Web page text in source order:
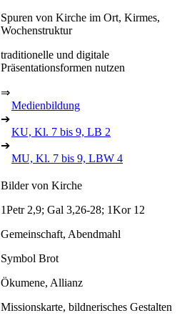
Spuren von Kirche im Ort, Kirmes,
Wochenstruktur
traditionelle und digitale
Präsentationsformen nutzen
⇒
Medienbildung
➔
KU, Kl. 7 bis 9, LB 2
➔
MU, Kl. 7 bis 9, LBW 4
Bilder von Kirche
1Petr 2,9; Gal 3,26-28; 1Kor 12
Gemeinschaft, Abendmahl
Symbol Brot
Ökumene, Allianz
Missionskarte, bildnerisches Gestalten